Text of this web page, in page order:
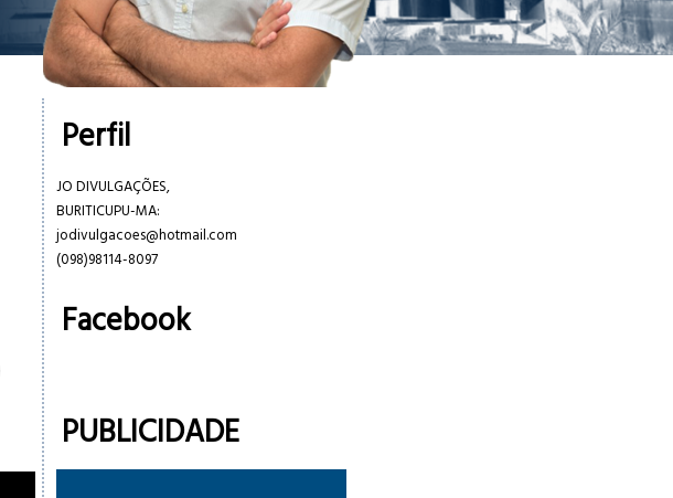
Perfil
JO DIVULGAÇÕES,
BURITICUPU-MA:
jodivulgacoes@hotmail.com
(098)98114-8097
Facebook
PUBLICIDADE